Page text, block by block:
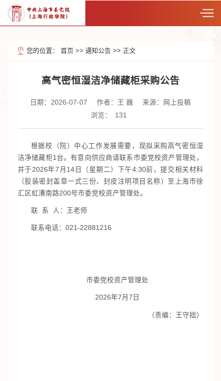
您的位置： 首页 >> 通知公告 >> 正文
高气密恒湿洁净储藏柜采购公告
日期：2026-07-07 作者：王 巍
来源：网上投稿
浏览：
131
根据校（院）中心工作发展需要，现拟采购高气密恒湿
洁净储藏柜1台。有意向供应商请联系市委党校资产管理处，
并于2026年7月14日（星期二）下午4:30前，提交相关材料
（胶装密封盖章一式三份、封皮注明项目名称）至上海市徐
汇区虹漕南路200号市委党校资产管理处。
联 系 人：王老师
联系电话：021-22881216
市委党校资产管理处
2026年7月7日
（责编：王守拙）